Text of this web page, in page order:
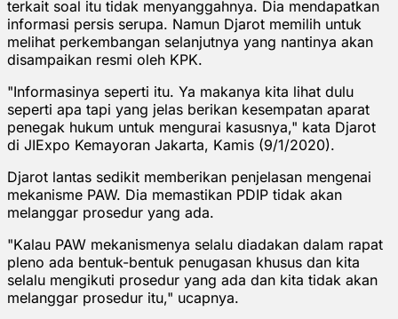
terkait soal itu tidak menyanggahnya. Dia mendapatkan
informasi persis serupa. Namun Djarot memilih untuk
melihat perkembangan selanjutnya yang nantinya akan
disampaikan resmi oleh KPK.
"Informasinya seperti itu. Ya makanya kita lihat dulu
seperti apa tapi yang jelas berikan kesempatan aparat
penegak hukum untuk mengurai kasusnya," kata Djarot
di JIExpo Kemayoran Jakarta, Kamis (9/1/2020).
Djarot lantas sedikit memberikan penjelasan mengenai
mekanisme PAW. Dia memastikan PDIP tidak akan
melanggar prosedur yang ada.
"Kalau PAW mekanismenya selalu diadakan dalam rapat
pleno ada bentuk-bentuk penugasan khusus dan kita
selalu mengikuti prosedur yang ada dan kita tidak akan
melanggar prosedur itu," ucapnya.